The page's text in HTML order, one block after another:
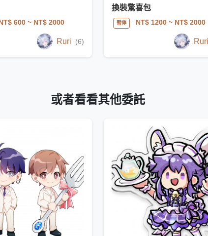
600~ NT$ 2000
Ruri (6)
換裝驚喜包
暫停 NT$ 1200~ NT$ 2000
或者看看其他委託